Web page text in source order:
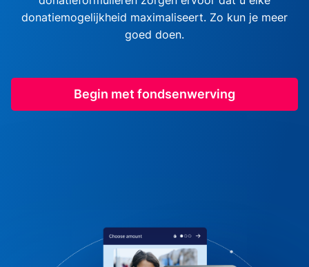
donatiemogelijkheid maximaliseert. Zo kun je meer
goed doen.
Begin met fondsenwerving